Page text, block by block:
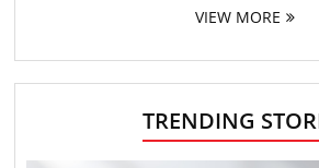
VIEW MORE
TRENDING